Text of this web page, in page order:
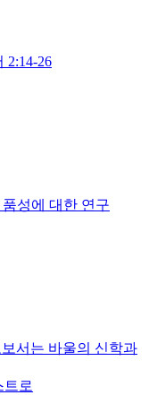
2:14-26
성에 대한 연구
서는 바울의 신학과
트로